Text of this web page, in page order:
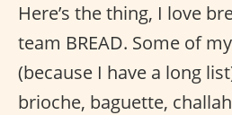
Here’s the thing, I love
team BREAD. Some of
(because I have a long
brioche, baguette,